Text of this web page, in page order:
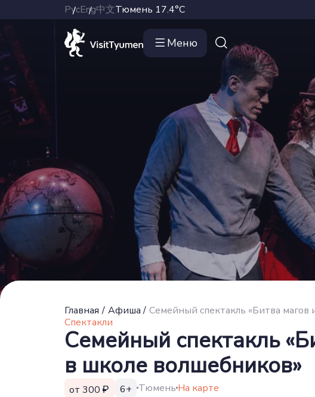
РусEng中文Тюмень 17.4°C
Меню
Главная / Афиша / Семейный спектакль «Битва
Спектакли
Семейный спектакль
в школе волшебников»
от 300 6+ ТюменьНа карте